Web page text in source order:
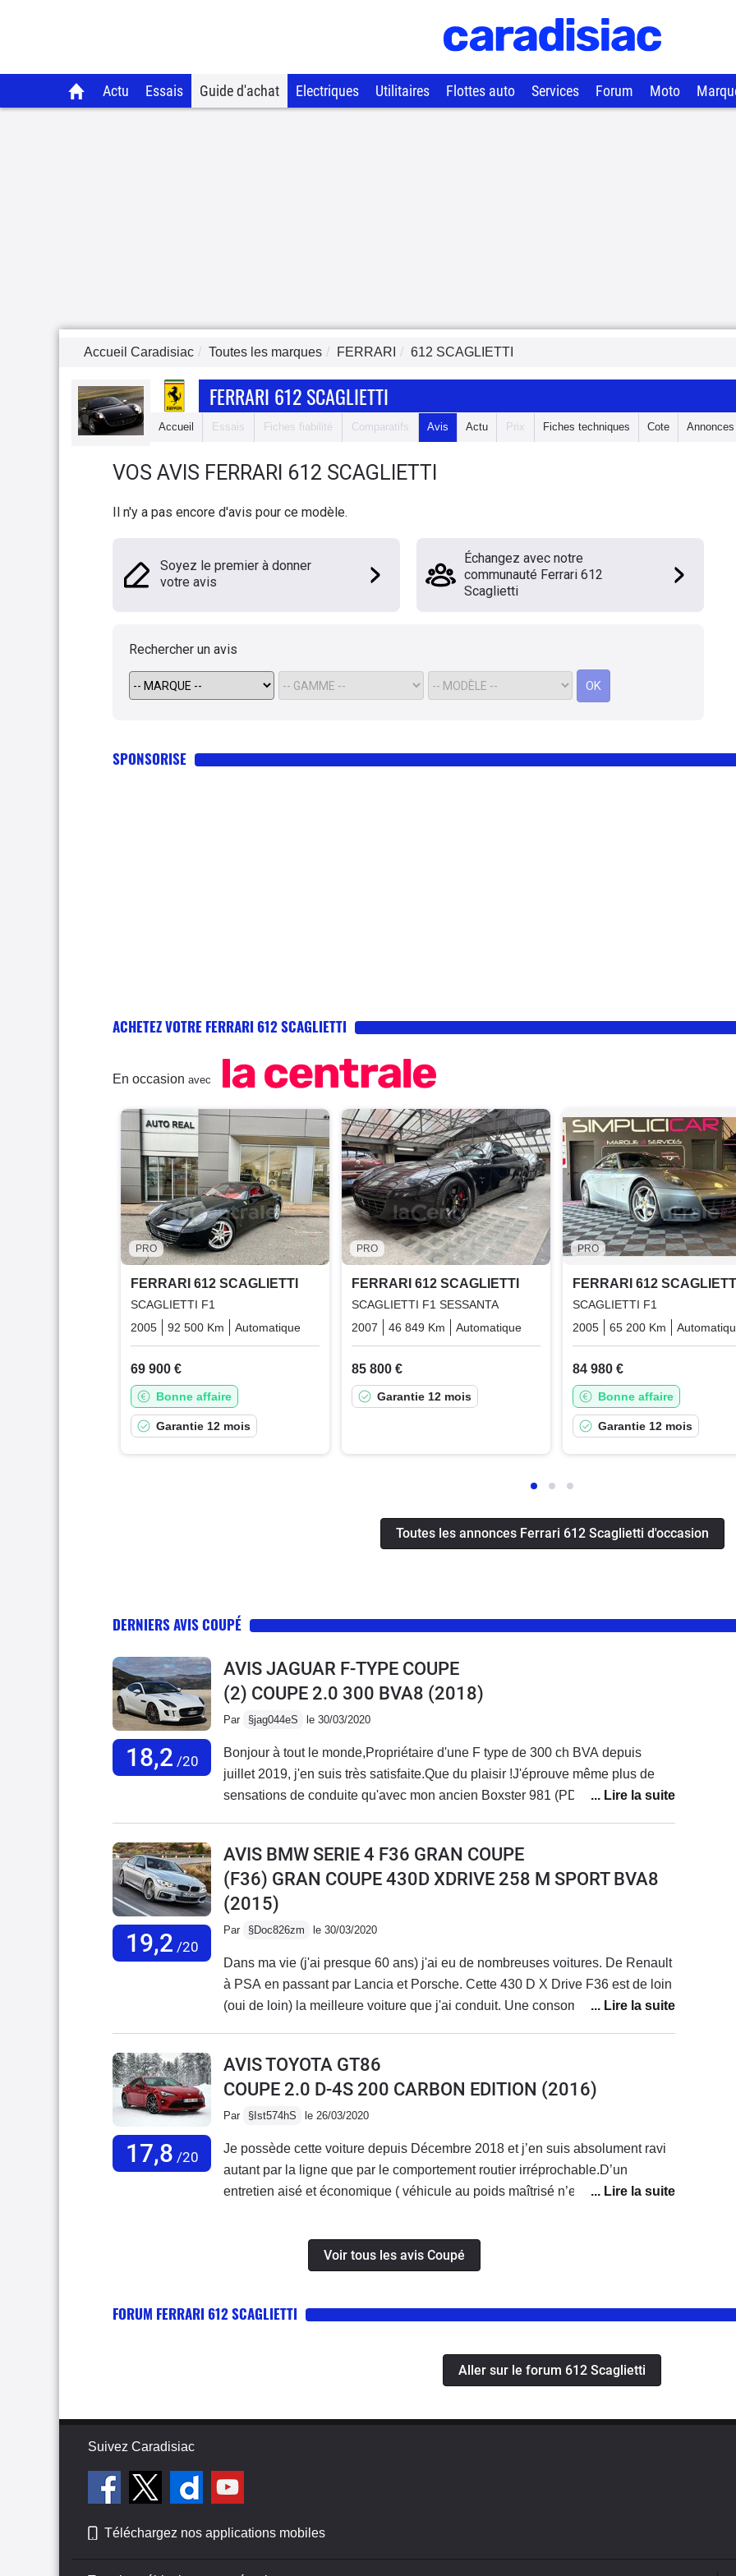
Actu Essais Guide d'achat Electriques Utilitaires Flottes auto Services Forum Moto
Accueil Caradisiac Toutes les marques FERRARI 612 SCAGLIETTI
FERRARI 612 SCAGLIETTI
Accueil Essais Fiches fiabilité Comparatifs Avis Actu Prix Fiches techniques Cote Annonces
VOS AVIS FERRARI 612 SCAGLIETTI
Il n'y a pas encore d'avis pour ce modèle.
Soyez le premier à donner
votre avis
Échangez avec notre
communauté Ferrari 612
Scaglietti
Rechercher un avis
OK
SPONSORISE
ACHETEZ VOTRE FERRARI 612 SCAGLIETTI
En occasion avec
PRO
FERRARI 612 SCAGLIETTI
SCAGLIETTI F1
2005
92 500 Km Automatique Essence
69 900 €
Bonne affaire
Garantie 12 mois
PRO
FERRARI 612 SCAGLIETTI
SCAGLIETTI F1 SESSANTA
2007
46 849 Km Automatique Essence
85 800 €
Garantie 12 mois
PRO
FERRARI 612
SCAGLIETTI F1
2005
65 200 Km
84 980 €
Bonne affaire
Garantie 12 mois
Toutes les annonces Ferrari 612 Scaglietti d'occasion
DERNIERS AVIS COUPÉ
18,2 /20
AVIS JAGUAR F-TYPE COUPE
(2) COUPE 2.0 300 BVA8 (2018)
Par §jag044eS le 30/03/2020
Bonjour à tout le monde,Propriétaire d'une F type de 300 ch BVA depuis
juillet 2019, j'en suis très satisfaite.Que du plaisir !J'éprouve même plus de
sensations de conduite qu'avec mon ancien Boxster 981 (PDK) et mon
attendais. Et c'est vraiment le seul point faible que j'ai relevé.Si je devais
changer, je reprendrai une F type et sans doute en version V6 S pour avoir du
son et un peu plus de peps. Mais j'attends d'essayer une V6 S pour comparer
à ma F type.Et dans tous les cas, ce serait une occasion, car le regard de la
banal, entre une Mustang actuelle et une audi. Pas de problème pour
moderniser le regard de la belle mais en gardant le sens vertical de celle
d'avant. Bizarre ce changement brutal ...
19,2 /20
AVIS BMW SERIE 4 F36 GRAN COUPE
(F36) GRAN COUPE 430D XDRIVE 258 M SPORT BVA8
(2015)
Par §Doc826zm le 30/03/2020
Dans ma vie (j'ai presque 60 ans) j'ai eu de nombreuses voitures. De Renault
à PSA en passant par Lancia et Porsche. Cette 430 D X Drive F36 est de loin
(oui de loin) la meilleure voiture que j'ai conduit. Une consommation en
kms au compteur et pas un problème.Une vraie voiture sportive, un moteur
parfait et une association boite chassis incomparable.Je vous l'annonce le
diesel n'est pas mort, en version essence pour avoir les mêmes performance
l/100.
17,8 /20
AVIS TOYOTA GT86
COUPE 2.0 D-4S 200 CARBON EDITION (2016)
Par §Ist574hS le 26/03/2020
Je possède cette voiture depuis Décembre 2018 et j’en suis absolument ravi
autant par la ligne que par le comportement routier irréprochable.D’un
entretien aisé et économique ( véhicule au poids maîtrisé n’entraînant pas
dans les tours en raison d’un creux entre 3000 et 4500 tr/mn entraînant aussi
facture et l’équipement complet pour le prix.
Voir tous les avis Coupé
FORUM FERRARI 612 SCAGLIETTI
Aller sur le forum 612 Scaglietti
Suivez Caradisiac
Téléchargez nos applications mobiles